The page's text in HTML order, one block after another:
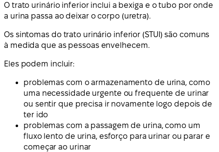
O trato urinário inferior inclui a bexiga e o tubo por onde
a urina passa ao deixar o corpo (uretra).
Os sintomas do trato urinário inferior (STUI) são comuns
à medida que as pessoas envelhecem.
Eles podem incluir:
problemas com o armazenamento de urina, como
uma necessidade urgente ou frequente de urinar
ou sentir que precisa ir novamente logo depois de
ter ido
problemas com a passagem de urina, como um
fluxo lento de urina, esforço para urinar ou parar e
começar ao urinar